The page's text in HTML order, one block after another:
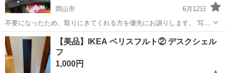
岡山市
6月12日
不要になったため、取りにきてくれる方を優先にお譲りします。 写真
のPCデスクのみです。
岡山 岡山市 テーブル
【美品】IKEA ベリスフルト② デスクシェル
フ
1,000円